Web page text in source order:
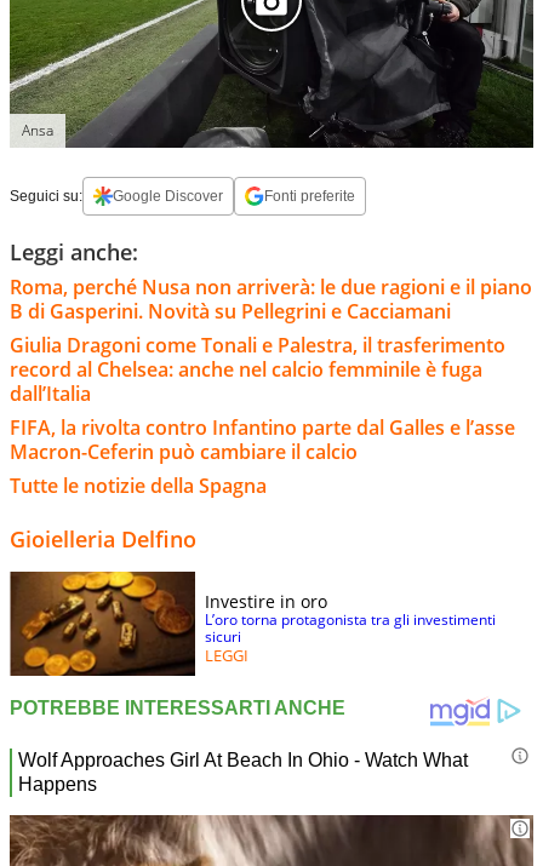
Ansa
Seguici su: Google Discover Fonti preferite
Leggi anche:
Roma, perché Nusa non arriverà: le due ragioni e il piano
B di Gasperini. Novità su Pellegrini e Cacciamani
Giulia Dragoni come Tonali e Palestra, il trasferimento
record al Chelsea: anche nel calcio femminile è fuga
dall’Italia
FIFA, la rivolta contro Infantino parte dal Galles e l’asse
Macron-Ceferin può cambiare il calcio
Tutte le notizie della Spagna
Gioielleria Delfino
Investire in oro
L’oro torna protagonista tra gli investimenti
sicuri
LEGGI